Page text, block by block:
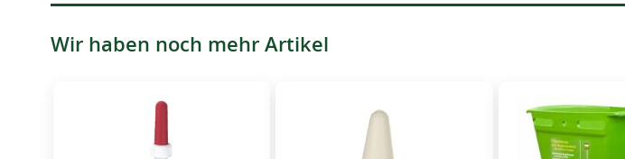
Wir haben noch mehr Artikel